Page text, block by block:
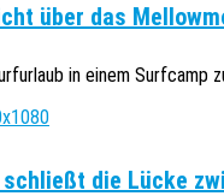
über das
in einem Surfcamp
schließt die Lücke